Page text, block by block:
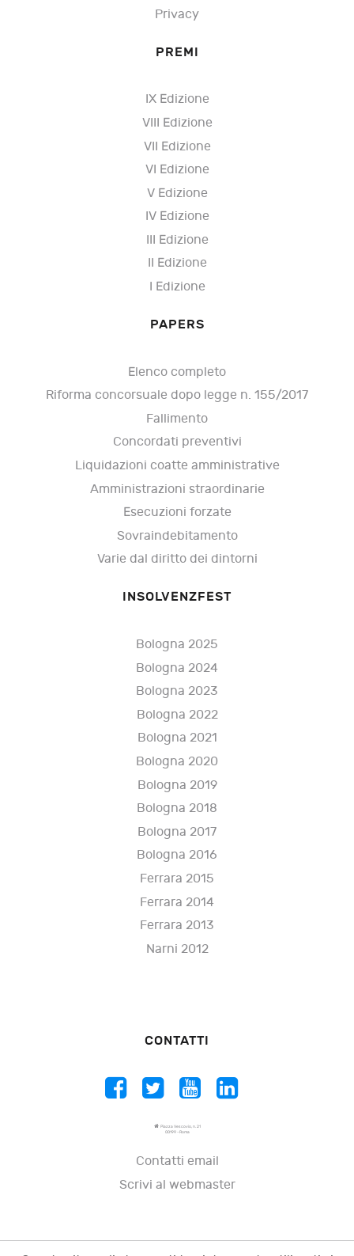
Privacy
PREMI
IX Edizione
VIII Edizione
VII Edizione
VI Edizione
V Edizione
IV Edizione
III Edizione
II Edizione
I Edizione
PAPERS
Elenco completo
Riforma concorsuale dopo legge n. 155/2017
Fallimento
Concordati preventivi
Liquidazioni coatte amministrative
Amministrazioni straordinarie
Esecuzioni forzate
Sovraindebitamento
Varie dal diritto dei dintorni
INSOLVENZFEST
Bologna 2025
Bologna 2024
Bologna 2023
Bologna 2022
Bologna 2021
Bologna 2020
Bologna 2019
Bologna 2018
Bologna 2017
Bologna 2016
Ferrara 2015
Ferrara 2014
Ferrara 2013
Narni 2012
CONTATTI
Piazza Vescovio, n. 21
00199 - Roma
Contatti email
Scrivi al webmaster